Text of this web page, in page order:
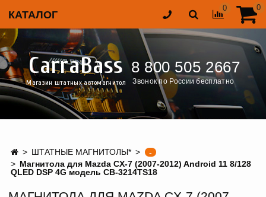
КАТАЛОГ
0 0
CarraBass
Магазин штатных автомагнитол
8 800 505 2667
Звонок по России бесплатно
ШТАТНЫЕ МАГНИТОЛЫ*
-
Магнитола для Mazda CX-7 (2007-2012) Android 11 8/128
QLED DSP 4G модель CB-3214TS18